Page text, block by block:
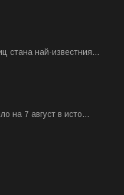
стана най-известния...
на 7 август в исто...